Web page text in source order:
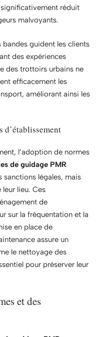
réduit
malvoyants.
bandes guident les clients
des expériences
des trottoirs urbains ne
efficacement les
améliorant ainsi les
d’établissement
l’adoption de normes
de guidage PMR
sanctions légales, mais
leur lieu. Ces
de
sur la fréquentation et la
en place de
assure un
le nettoyage des
pour préserver leur
et des